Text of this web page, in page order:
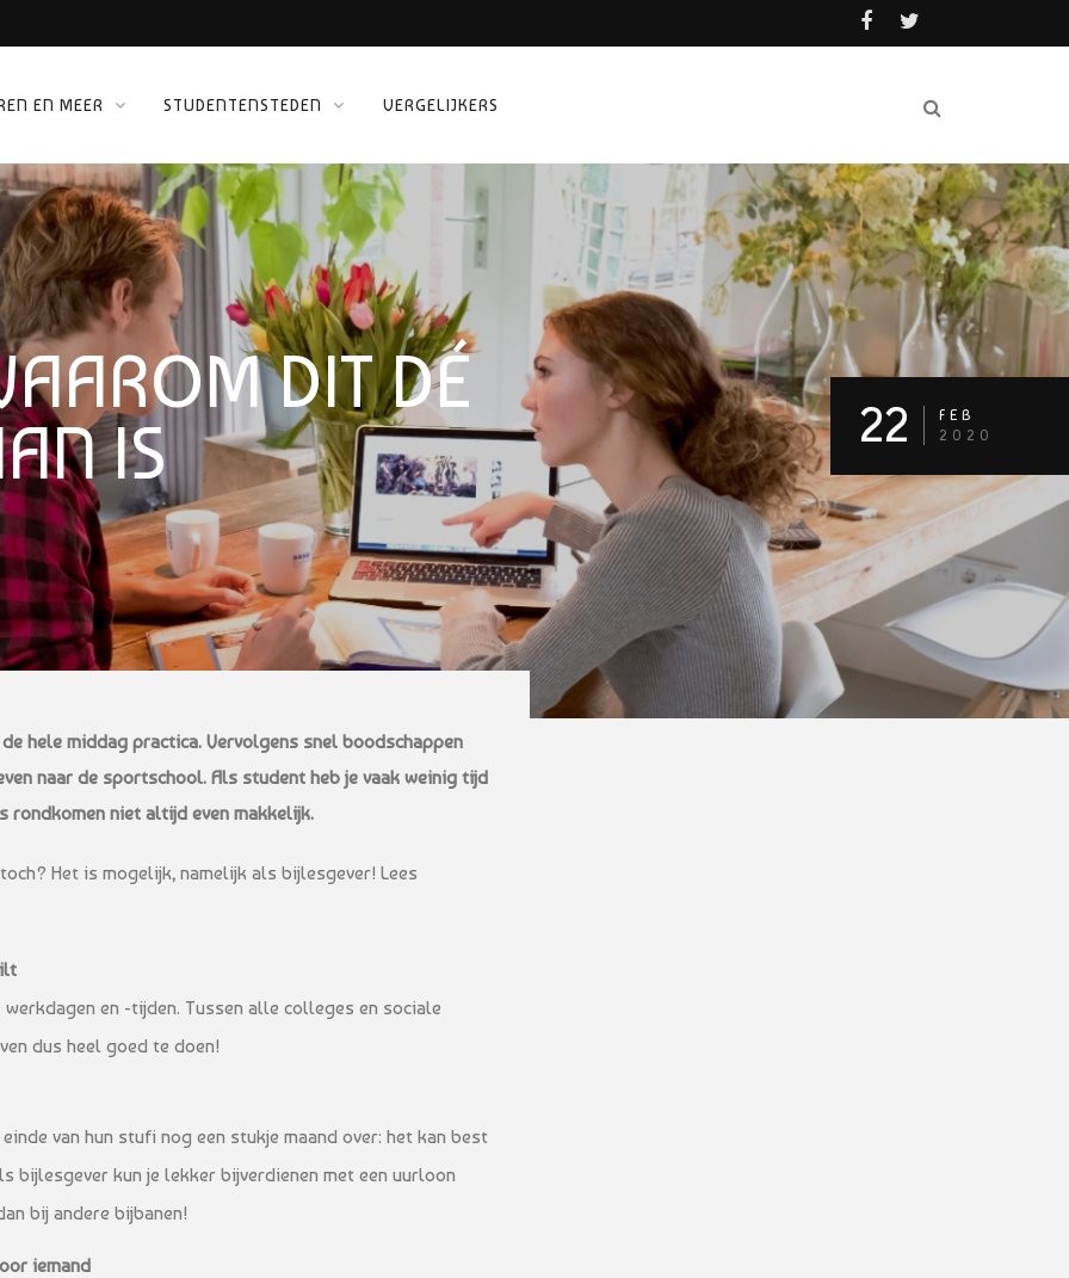
EN MEER STUDENTENSTEDEN VERGELIJKERS
DIT DÉ
IS
22
FEB
2020
hele middag practica. Vervolgens snel boodschappen
naar de sportschool. Als student heb je vaak weinig tijd
rondkomen niet altijd even makkelijk.
Het is mogelijk, namelijk als bijlesgever! Lees
en -tijden. Tussen alle colleges en sociale
dus heel goed te doen!
van hun stufi nog een stukje maand over: het kan best
bijlesgever kun je lekker bijverdienen met een uurloon
bij andere bijbanen!
iemand